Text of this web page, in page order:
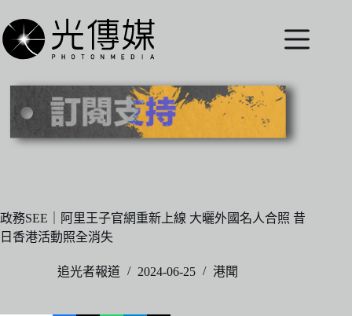
至
主
內
政務SEE｜阿里王子官網重新上線 大曬外國名人合照 昔
日香港活動照全消失
追光者報道 2024-06-25 港聞